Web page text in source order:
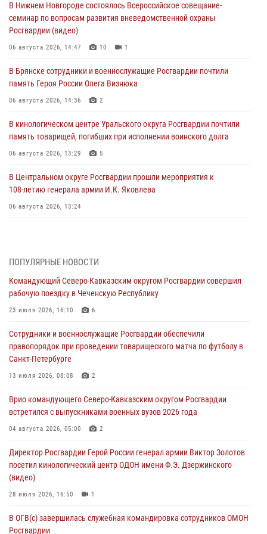
В Нижнем Новгороде состоялось Всероссийское совещание-
семинар по вопросам развития вневедомственной охраны
Росгвардии (видео)
06 августа 2026, 14:47 10 1
В Брянске сотрудники и военнослужащие Росгвардии почтили
память Героя России Олега Визнюка
06 августа 2026, 14:36 2
В кинологическом центре Уральского округа Росгвардии почтили
память товарищей, погибших при исполнении воинского долга
06 августа 2026, 13:29 5
В Центральном округе Росгвардии прошли мероприятия к
108‑летию генерала армии И.К. Яковлева
06 августа 2026, 13:24
06 августа 2026, 12:35 1
Росгвардейцы провели выставку вооружения для участников сбора
«Гвардеец» в Пензе (видео)
06 августа 2026, 12:00
В Курске росгвардейцы приняли участие в митинге, посвященном
второй годовщине вторжения ВСУ на территорию области
06 августа 2026, 11:56
угрожавшего подростку травматическим пистолетом
06 августа 2026, 11:33
крупная нарколаборатория
ПОПУЛЯРНЫЕ НОВОСТИ
Командующий Северо-Кавказским округом Росгвардии совершил
рабочую поездку в Чеченскую Республику
23 июля 2026, 16:10 6
Сотрудники и военнослужащие Росгвардии обеспечили
правопорядок при проведении товарищеского матча по футболу в
Санкт-Петербурге
13 июля 2026, 08:08 2
Врио командующего Северо-Кавказским округом Росгвардии
встретился с выпускниками военных вузов 2026 года
04 августа 2026, 05:00 2
Директор Росгвардии Герой России генерал армии Виктор Золотов
посетил кинологический центр ОДОН имени Ф.Э. Дзержинского
(видео)
28 июля 2026, 16:50 1
В ОГВ(с) завершилась служебная командировка сотрудников ОМОН
Росгвардии